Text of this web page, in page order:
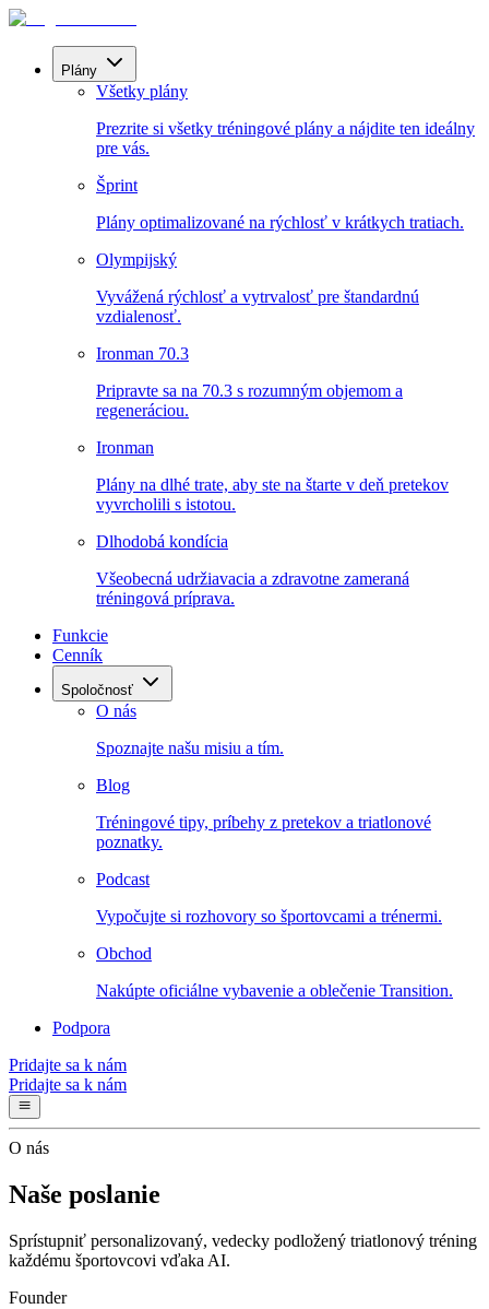
Plány
Všetky plány
Prezrite si všetky tréningové plány a nájdite ten ideálny
pre vás.
Šprint
Plány optimalizované na rýchlosť v krátkych tratiach.
Olympijský
Vyvážená rýchlosť a vytrvalosť pre štandardnú
vzdialenosť.
Ironman 70.3
Pripravte sa na 70.3 s rozumným objemom a
regeneráciou.
Ironman
Plány na dlhé trate, aby ste na štarte v deň pretekov
vyvrcholili s istotou.
Dlhodobá kondícia
Všeobecná udržiavacia a zdravotne zameraná
tréningová príprava.
Funkcie
Cenník
Spoločnosť
O nás
Spoznajte našu misiu a tím.
Blog
Tréningové tipy, príbehy z pretekov a triatlonové
poznatky.
Podcast
Vypočujte si rozhovory so športovcami a trénermi.
Obchod
Nakúpte oficiálne vybavenie a oblečenie Transition.
Podpora
Pridajte sa k nám
Pridajte sa k nám
O nás
Naše poslanie
Sprístupniť personalizovaný, vedecky podložený triatlonový tréning
každému športovcovi vďaka AI.
Founder